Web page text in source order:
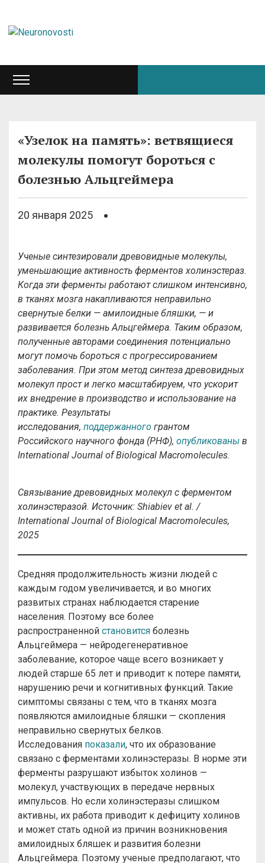
«Узелок на память»: ветвящиеся
молекулы помогут бороться с
болезнью Альцгеймера
20 января 2025
Ученые синтезировали древовидные молекулы,
уменьшающие активность ферментов холинэстераз.
Когда эти ферменты работают слишком интенсивно,
в тканях мозга накапливаются неправильно
свернутые белки — амилоидные бляшки, — и
развивается болезнь Альцгеймера. Таким образом,
полученные авторами соединения потенциально
могут помочь бороться с прогрессированием
заболевания. При этом метод синтеза древовидных
молекул прост и легко масштабируем, что ускорит
их внедрение в производство и использование на
практике. Результаты
исследования, поддержанного грантом
Российского научного фонда (РНФ), опубликованы в
International Journal of Biological Macromolecules.
Связывание древовидных молекул с ферментом
холинэстеразой. Источник: Shiabiev et al. /
International Journal of Biological Macromolecules,
2025
Средняя продолжительность жизни людей с
каждым годом увеличивается, и во многих
развитых странах наблюдается старение
населения. Поэтому все более
распространенной становится болезнь
Альцгеймера — нейродегенеративное
заболевание, которое чаще всего возникает у
людей старше 65 лет и приводит к потере памяти,
нарушению речи и когнитивных функций. Такие
симптомы связаны с тем, что в тканях мозга
появляются амилоидные бляшки — скопления
неправильно свернутых белков.
Исследования показали, что их образование
связано с ферментами холинэстеразы. В норме эти
ферменты разрушают избыток холинов —
молекул, участвующих в передаче нервных
импульсов. Но если холинэстеразы слишком
активны, их работа приводит к дефициту холинов
и может стать одной из причин возникновения
амилоидных бляшек и развития болезни
Альцгеймера. Поэтому ученые предполагают, что